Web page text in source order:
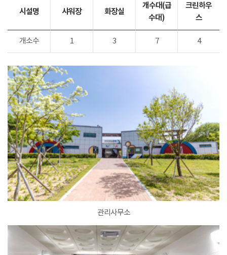
시설명 샤워장 화장실
개수대(급
수대)
크린하우
스
개소수 1 3 7 4
관리사무소